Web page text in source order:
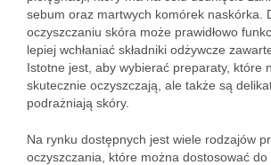
sebum oraz martwych komórek naskórka.
oczyszczaniu skóra może prawidłowo
lepiej wchłaniać składniki odżywcze
Istotne jest, aby wybierać preparaty, które
skutecznie oczyszczają, ale także są
podrażniają skóry.
Na rynku dostępnych jest wiele rodzajów
oczyszczania, które można dostosować